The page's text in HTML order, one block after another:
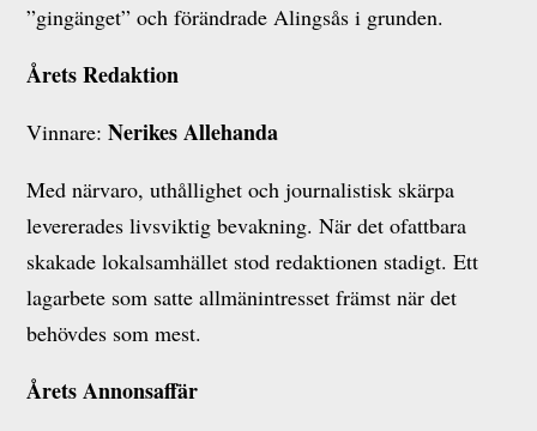
”gingänget” och förändrade Alingsås i grunden.
Årets Redaktion
Vinnare:Nerikes Allehanda
Med närvaro, uthållighet och journalistisk skärpa
levererades livsviktig bevakning. När det ofattbara
skakade lokalsamhället stod redaktionen stadigt. Ett
lagarbete som satte allmänintresset främst när det
behövdes som mest.
Årets Annonsaffär